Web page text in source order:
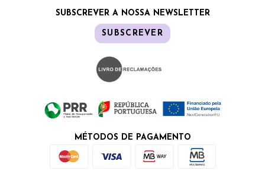
SUBSCREVER A NOSSA NEWSLETTER
SUBSCREVER
MÉTODOS DE PAGAMENTO